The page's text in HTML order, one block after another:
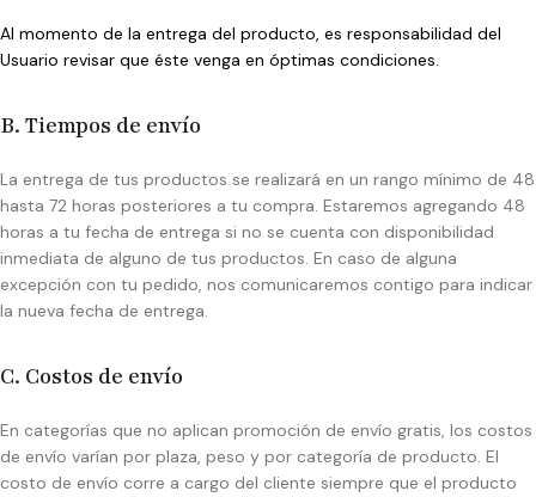
Al momento de la entrega del producto, es responsabilidad del
Usuario revisar que éste venga en óptimas condiciones.
B. Tiempos de envío
La entrega de tus productos se realizará en un rango mínimo de 48
hasta 72 horas posteriores a tu compra. Estaremos agregando 48
horas a tu fecha de entrega si no se cuenta con disponibilidad
inmediata de alguno de tus productos. En caso de alguna
excepción con tu pedido, nos comunicaremos contigo para indicar
la nueva fecha de entrega.
C. Costos de envío
En categorías que no aplican promoción de envío gratis, los costos
de envío varían por plaza, peso y por categoría de producto. El
costo de envío corre a cargo del cliente siempre que el producto